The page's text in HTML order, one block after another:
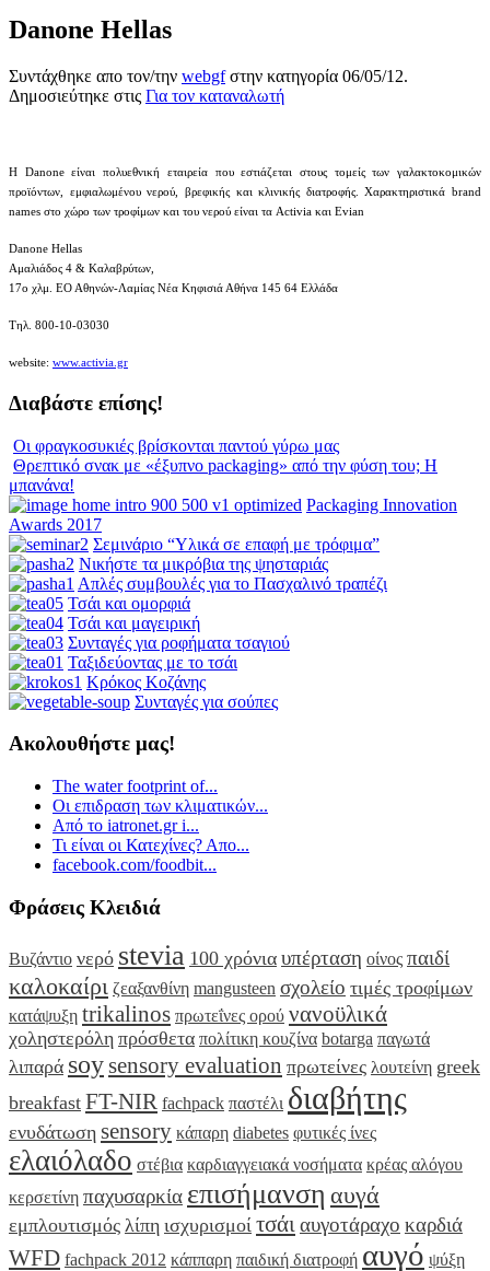
Danone Hellas
Συντάχθηκε απο τον/την webgfστην κατηγορία 06/05/12.
Δημοσιεύτηκε στις Για τον καταναλωτή
Η Danone είναι πολυεθνική εταιρεία που εστιάζεται στους τομείς των γαλακτοκομικών
προϊόντων, εμφιαλωμένου νερού, βρεφικής και κλινικής διατροφής. Χαρακτηριστικά brand
names στο χώρο των τροφίμων και του νερού είναι τα Activia και Evian
Danone Hellas
Αμαλιάδος 4 & Καλαβρύτων,
17ο χλμ. ΕΟ Αθηνών-Λαμίας Νέα Κηφισιά Αθήνα 145 64 Ελλάδα
Τηλ. 800-10-03030
website: www.activia.gr
Διαβάστε επίσης!
Οι φραγκοσυκιές βρίσκονται παντού γύρω μας
Θρεπτικό σνακ με «έξυπνο packaging» από την φύση του; Η
μπανάνα!
Packaging Innovation
Awards 2017
Σεμινάριο “Υλικά σε επαφή με τρόφιμα”
Νικήστε τα μικρόβια της ψησταριάς
Απλές συμβουλές για το Πασχαλινό τραπέζι
Τσάι και ομορφιά
Τσάι και μαγειρική
Συνταγές για ροφήματα τσαγιού
Ταξιδεύοντας με το τσάι
Κρόκος Κοζάνης
Συνταγές για σούπες
Ακολουθήστε μας!
The water footprint of...
Οι επιδραση των κλιματικών...
Από το iatronet.gr i...
Τι είναι οι Κατεχίνες? Απο...
facebook.com/foodbit...
Φράσεις Κλειδιά
Βυζάντιο νερό stevia 100 χρόνια υπέρταση οίνος παιδί
καλοκαίρι ζεαξανθίνη mangusteen σχολείο τιμές τροφίμων
κατάψυξη trikalinos πρωτεΐνες ορού νανοϋλικά
χοληστερόλη πρόσθετα πολίτικη κουζίνα botarga παγωτά
λιπαρά soysensory evaluation πρωτείνες λουτείνη greek
breakfast FT-NIR fachpack παστέλι διαβήτης
ενυδάτωση sensory κάπαρη diabetes φυτικές ίνες
ελαιόλαδο στέβια καρδιαγγειακά νοσήματα κρέας αλόγου
κερσετίνη παχυσαρκία επισήμανση αυγά
εμπλουτισμός λίπη ισχυρισμοί τσάι αυγοτάραχο καρδιά
WFD fachpack 2012 κάππαρη παιδική διατροφή αυγό ψύξη